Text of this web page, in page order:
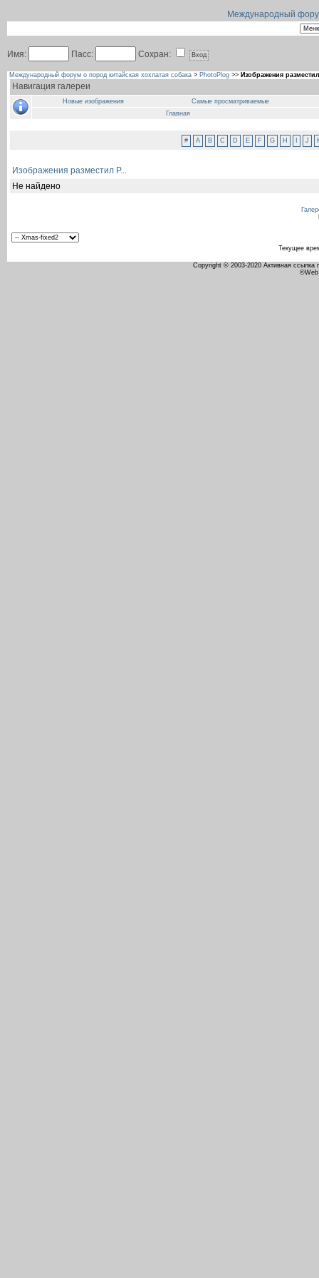
Международный
Имя: Пасс: Сохран:
Международный форум о пород китайская хохлатая собака > PhotoPlog >> Изображения
Навигация галереи
Новые изображения
Самые просматриваемые
Главная
# A B C D E F G H J
Изображения разместил P...
Не найдено
Текущее
Copyright © 2003-2020 Активная ссылка